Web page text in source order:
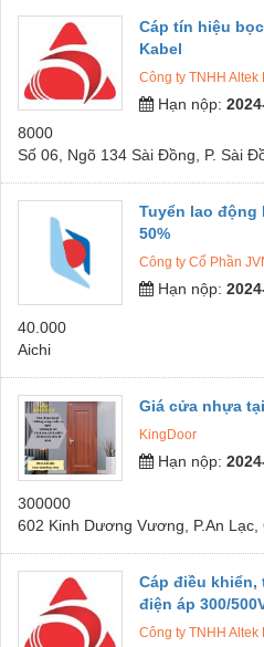
Cáp tín hiệu
Kabel
Công ty TNHH Altek
Hạn nộp:
8000
Số 06, Ngõ 134 Sài Đồng, P. Sài
Tuyển lao động
50%
Công ty Cổ Phần
Hạn nộp:
40.000
Aichi
Giá cửa nhựa
KingDoor
Hạn nộp:
300000
602 Kinh Dương Vương, P.An Lạc,
Cáp điều khiển,
điện áp 300/
Công ty TNHH Altek